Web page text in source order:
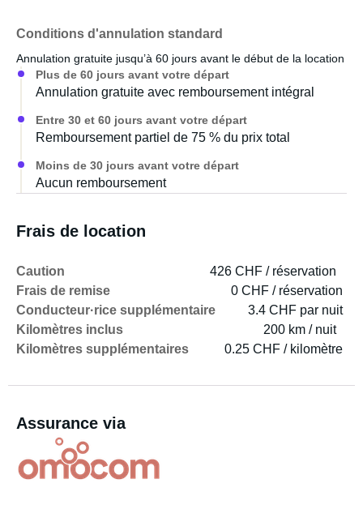
- Serviette de bain et gant de toilette pour 2 personnes.
- Douche (à batterie, utilisable sous l'eau).
Arrivée : - 15h00 (sauf accord contraire).
Remise du véhicule :
- Le véhicule vous sera remis par moi-même ou une
personne connaissant parfaitement le véhicule, formée à
son utilisation et qui l'aura inspecté.
- Le véhicule vous sera remis avec le plein d'eau et la
Restitution :
- Le véhicule doit être restitué dans le même état qu'à la
Conditions d'annulation standard
Annulation gratuite jusqu’à 60 jours avant le début de la location
Plus de 60 jours avant votre départ
Annulation gratuite avec remboursement intégral
Entre 30 et 60 jours avant votre départ
Remboursement partiel de 75 % du prix total
Moins de 30 jours avant votre départ
Aucun remboursement
Frais de location
Caution
426 CHF / réservation
Frais de remise
0 CHF / réservation
Conducteur·rice supplémentaire
3.4 CHF par nuit
Kilomètres inclus
200 km / nuit
Kilomètres supplémentaires
0.25 CHF / kilomètre
Assurance via